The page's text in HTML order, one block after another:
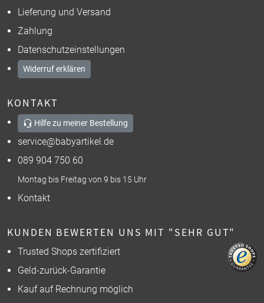
Lieferung und Versand
Zahlung
Datenschutzeinstellungen
Widerruf erklären
KONTAKT
Hilfe zu meiner Bestellung
service@babyartikel.de
089 904 750 60
Montag bis Freitag von 9 bis 15 Uhr
Kontakt
KUNDEN BEWERTEN UNS MIT "SEHR GUT"
Trusted Shops zertifiziert
Geld-zurück-Garantie
Kauf auf Rechnung möglich